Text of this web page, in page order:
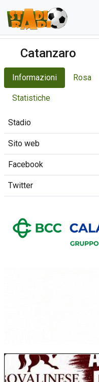
Catanzaro
Informazioni Rosa
Statistiche
Stadio
Sito web
Facebook
Twitter